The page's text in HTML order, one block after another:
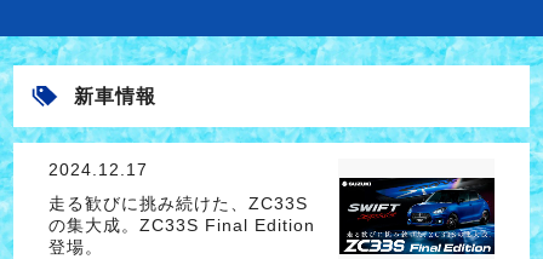
新車情報
2024.12.17
走る歓びに挑み続けた、ZC33S
の集大成。ZC33S Final Edition
登場。